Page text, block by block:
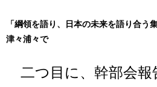
「綱領を語り、日本の未来を語り合う
津々浦々で
二つ目に、幹部会報